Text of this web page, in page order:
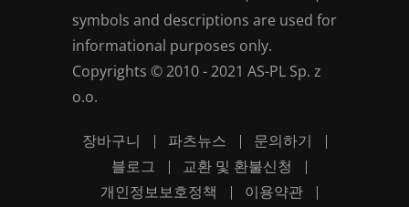
symbols and descriptions are used for
informational purposes only.
Copyrights © 2010 - 2021 AS-PL Sp. z
o.o.
장바구니 파츠뉴스
문의하기
블로그
교환 및 환불신청
개인정보보호정책
이용약관